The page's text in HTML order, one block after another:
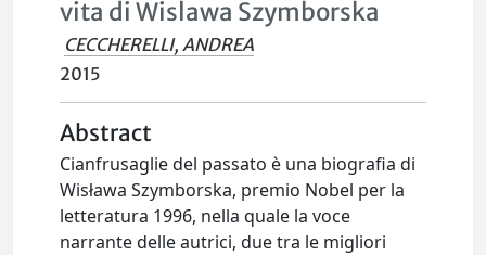
vita di Wislawa Szymborska
CECCHERELLI, ANDREA
2015
Abstract
Cianfrusaglie del passato è una biografia di
Wisława Szymborska, premio Nobel per la
letteratura 1996, nella quale la voce
narrante delle autrici, due tra le migliori